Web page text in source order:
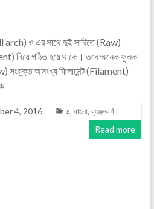
arch) ও এর সাথে দুই সারিতে (Raw)
নিয়ে গঠিত হয়ে থাকে। তবে অনেক ফুলকা
সংযুক্ত অসংখ্য ফিলামেন্ট (Filament)
4, 2016 ড, বাংলা,ব্যঞ্জনবর্ণ
Read more